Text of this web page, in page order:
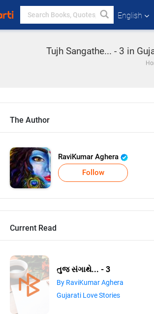
English
Tujh Sangathe... - 3 in
The Author
RaviKumar Aghera
Follow
Current Read
તુજ સંગાથે... - 3
By RaviKumar Aghera
Gujarati Love Stories